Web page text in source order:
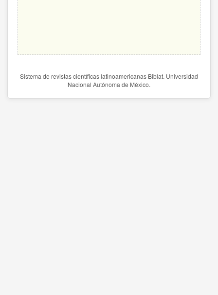
Sistema de revistas científicas latinoamericanas Biblat. Universidad
Nacional Autónoma de México.